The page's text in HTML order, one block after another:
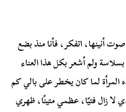
أنينها، اتفكر، فأنا منذ بضع
ولم أشعر بكل هذا العناء
المرأة لما كان يخطر على بالي كم
لا زال فتيًا، عظمي متينًا، ظهري